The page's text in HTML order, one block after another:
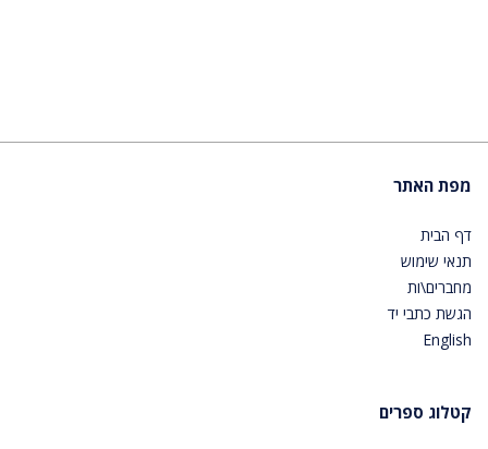
מפת האתר
דף הבית
תנאי שימוש
מחברים\ות
הגשת כתבי יד
English
קטלוג ספרים